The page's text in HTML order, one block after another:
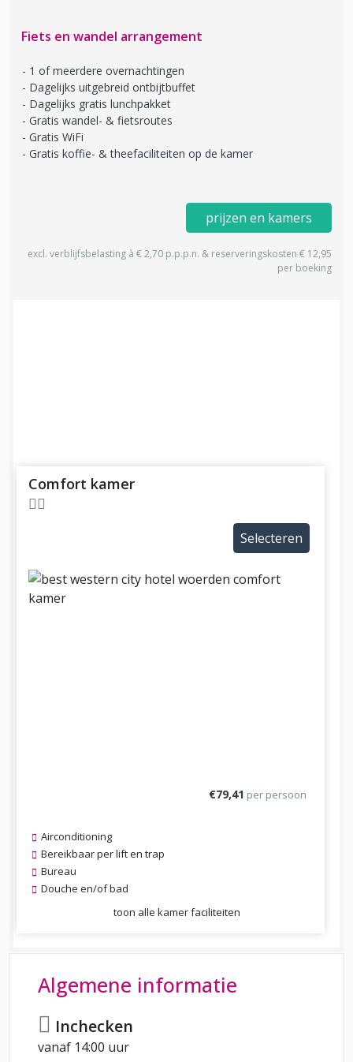
Fiets en wandel arrangement
1 of meerdere overnachtingen
Dagelijks uitgebreid ontbijtbuffet
Dagelijks gratis lunchpakket
Gratis wandel- & fietsroutes
Gratis WiFi
Gratis koffie- & theefaciliteiten op de kamer
prijzen en kamers
excl. verblijfsbelasting à € 2,70 p.p.p.n. & reserveringskosten € 12,95
per boeking
Comfort kamer
Selecteren
€79,41 per persoon
Airconditioning
Bereikbaar per lift en trap
Bureau
Douche en/of bad
toon alle kamer faciliteiten
Algemene informatie
Inchecken
vanaf 14:00 uur